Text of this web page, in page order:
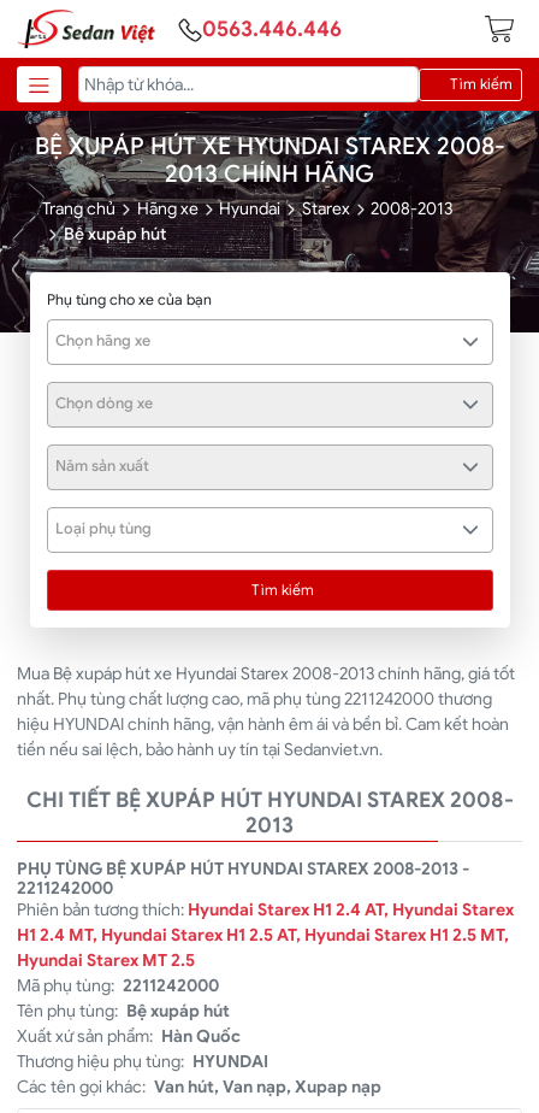
0563.446.446
Tìm kiếm
BỆ XUPÁP HÚT XE HYUNDAI STAREX 2008-
2013 CHÍNH HÃNG
Trang chủ Hãng xe Hyundai Starex
2008-2013
Bệ xupáp hút
Phụ tùng cho xe của bạn
Chọn hãng xe
Chọn dòng xe
Năm sản xuất
Loại phụ tùng
Tìm kiếm
Mua Bệ xupáp hút xe Hyundai Starex 2008-2013 chính hãng, giá tốt
nhất. Phụ tùng chất lượng cao, mã phụ tùng 2211242000 thương
hiệu HYUNDAI chính hãng, vận hành êm ái và bền bỉ. Cam kết hoàn
tiền nếu sai lệch, bảo hành uy tín tại Sedanviet.vn.
CHI TIẾT BỆ XUPÁP HÚT HYUNDAI STAREX 2008-
2013
PHỤ TÙNG BỆ XUPÁP HÚT HYUNDAI STAREX 2008-2013 -
2211242000
Phiên bản tương thích: Hyundai Starex H1 2.4 AT, Hyundai Starex
H1 2.4 MT, Hyundai Starex H1 2.5 AT, Hyundai Starex H1 2.5 MT,
Hyundai Starex MT 2.5
Mã phụ tùng: 2211242000
Tên phụ tùng: Bệ xupáp hút
Xuất xứ sản phẩm: Hàn Quốc
Thương hiệu phụ tùng: HYUNDAI
Các tên gọi khác: Van hút, Van nạp, Xupap nạp